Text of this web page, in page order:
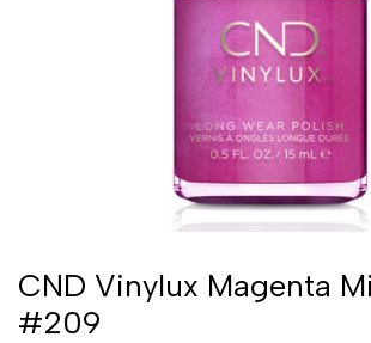
CND Vinylux Magenta
#209